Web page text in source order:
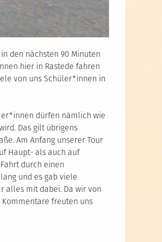
den nächsten 90 Minuten
hier in Rastede fahren
von uns Schüler*innen in
dürfen nämlich wie
Das gilt übrigens
Am Anfang unserer Tour
Haupt- als auch auf
durch einen
und es gab viele
alles mit dabei. Da wir von
freuten uns